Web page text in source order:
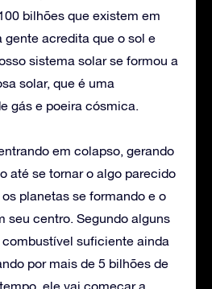
bilhões que existem em
gente acredita que o sol e
sistema solar se formou a
solar, que é uma
gás e poeira cósmica.
em colapso, gerando
até se tornar o algo parecido
planetas se formando e o
seu centro. Segundo alguns
suficiente ainda
por mais de 5 bilhões de
ele vai começar a